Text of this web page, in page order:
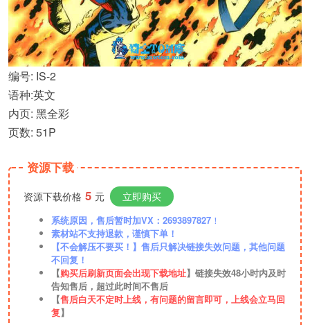
编号: IS-2
语种:英文
内页: 黑全彩
页数: 51P
资源下载
资源下载价格 5 元 立即购买
系统原因，售后暂时加VX：2693897827 ！
素材站不支持退款，谨慎下单！
【不会解压不要买！】售后只解决链接失效问题，其他问题
不回复！
【购买后刷新页面会出现下载地址】链接失效48小时内及时
告知售后，超过此时间不售后
【售后白天不定时上线，有问题的留言即可，上线会立马回
复】